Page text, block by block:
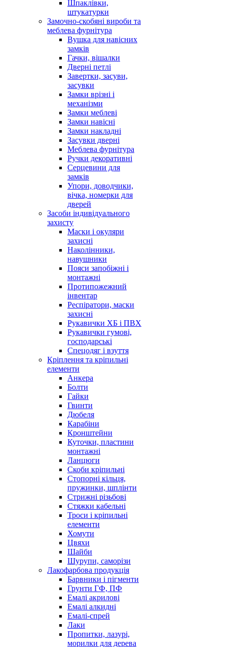
Шпаклівки,
штукатурки
Замочно-скобяні вироби та
меблева фурнітура
Вушка для навісних
замків
Гачки, вішалки
Дверні петлі
Завертки, засуви,
засувки
Замки врізні і
механізми
Замки меблеві
Замки навісні
Замки накладні
Засувки дверні
Меблева фурнітура
Ручки декоративні
Серцевини для
замків
Упори, доводчики,
вічка, номерки для
дверей
Засоби індивідуального
захисту
Маски і окуляри
захисні
Наколінники,
навушники
Пояси запобіжні і
монтажні
Протипожежний
інвентар
Респіратори, маски
захисні
Рукавички ХБ і ПВХ
Рукавички гумові,
господарські
Спецодяг і взуття
Кріплення та кріпильні
елементи
Анкера
Болти
Гайки
Гвинти
Дюбеля
Карабіни
Кронштейни
Куточки, пластини
монтажні
Ланцюги
Скоби кріпильні
Стопорні кільця,
пружинки, шплінти
Стрижні різьбові
Стяжки кабельні
Троси і кріпильні
елементи
Хомути
Цвяхи
Шайби
Шурупи, саморізи
Лакофарбова продукція
Барвники і пігменти
Грунти ГФ, ПФ
Емалі акрилові
Емалі алкидні
Емалі-спрей
Лаки
Пропитки, лазурі,
морилки для дерева